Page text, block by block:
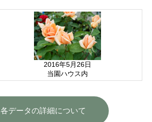
2016年5月26日
当園ハウス内
各データの詳細について